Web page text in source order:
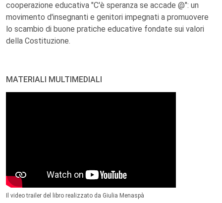
cooperazione educativa "C'è speranza se accade @": un
movimento d'insegnanti e genitori impegnati a promuovere
lo scambio di buone pratiche educative fondate sui valori
della Costituzione.
MATERIALI MULTIMEDIALI
Il video trailer del libro realizzato da Giulia Menaspà